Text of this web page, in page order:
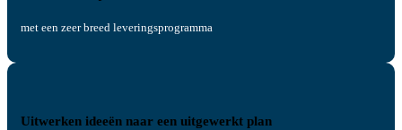
met een zeer breed leveringsprogramma
Uitwerken ideeën naar een uitgewerkt plan